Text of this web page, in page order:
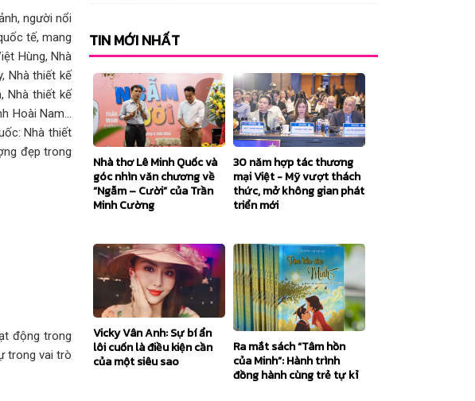
người nổi
tế, mang
Hùng, Nhà
Nhà thiết kế
Nhà thiết kế
Hoài Nam...
Nhà thiết
đẹp trong
động trong
trong vai trò
TIN MỚI NHẤT
Nhà thơ Lê Minh Quốc và
góc nhìn văn chương về
“Ngẫm – Cười” của Trần
Minh Cường
30 năm hợp tác thương
mại Việt - Mỹ vượt thách
thức, mở không gian phát
triển mới
Vicky Vân Anh: Sự bí ẩn
lôi cuốn là điều kiện cần
của một siêu sao
Ra mắt sách “Tâm hồn
của Minh”: Hành trình
đồng hành cùng trẻ tự kỉ